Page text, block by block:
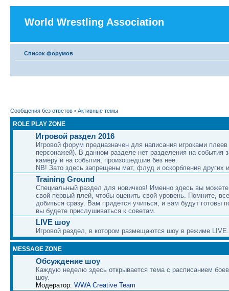
World Wrestling Association
Список форумов
Сообщения без ответов • Активные темы
ROLE PLAY ZONE
Игровой раздел 2016
Игровой форум предназначен для написания игроками плеев
персонажей). В данном разделе нет разделения на события
камеру и на события, произошедшие без нее.
NB! Зато здесь запрещены мат, флуд и оскорбления других
Training Ground
Специальный раздел для новичков! Именно здесь вы можете
свой первый плей, чтобы оценить свой уровень. Помните,
добиться сразу. Вам придется учиться, и вам будут готовы
вы будете прислушиваться к советам.
LIVE шоу
Игровой раздел, в котором размещаются шоу в режиме LIVE.
MESSAGE ZONE
Обсуждение шоу
Каждую неделю здесь открывается тема с расписанием
шоу.
Модератор: WWA Creative Team